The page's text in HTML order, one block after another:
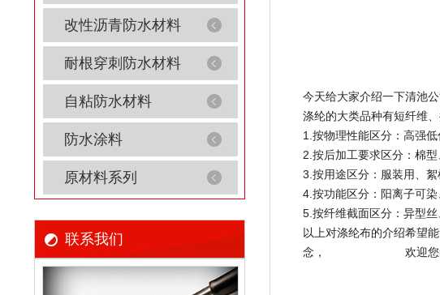
改性沥青防水材料
耐根穿刺防水材料
自粘防水材料
防水涂料
原材料系列
联系我们
今天给大家介绍一下清池
涤纶的大类品种有短纤维
1.按物理性能区分：高强
2.按后加工要求区分：棉
3.按用途区分：服装用、
4.按功能区分：阳离子可
5.按纤维截面区分：异型丝
以上对涤纶布的介绍希望
念， 欢迎您的光